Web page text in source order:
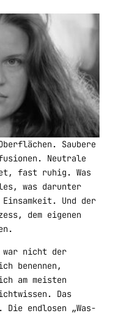
Saubere
Neutrale
fast ruhig. Was
was darunter
Und der
dem eigenen
war nicht der
benennen,
am meisten
Das
endlosen „Was-